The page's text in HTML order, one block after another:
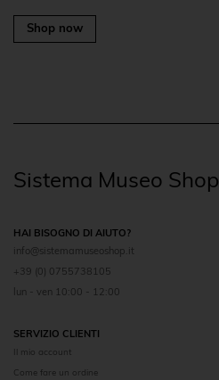
Shop now
Sistema Museo Shop
HAI BISOGNO DI AIUTO?
info@sistemamuseoshop.it
+39 (0) 0755738105
lun - ven 10:00 - 12:00
SERVIZIO CLIENTI
Il mio account
Come fare un ordine